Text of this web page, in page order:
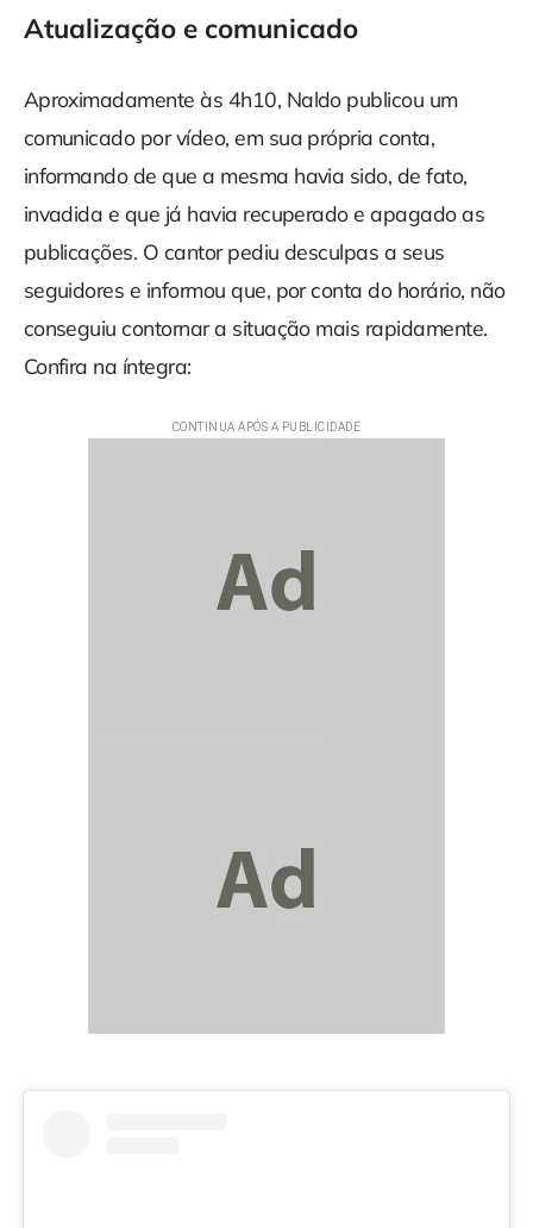
Atualização e comunicado
Aproximadamente às 4h10, Naldo publicou um
comunicado por vídeo, em sua própria conta,
informando de que a mesma havia sido, de fato,
invadida e que já havia recuperado e apagado as
publicações. O cantor pediu desculpas a seus
seguidores e informou que, por conta do horário, não
conseguiu contornar a situação mais rapidamente.
Confira na íntegra: